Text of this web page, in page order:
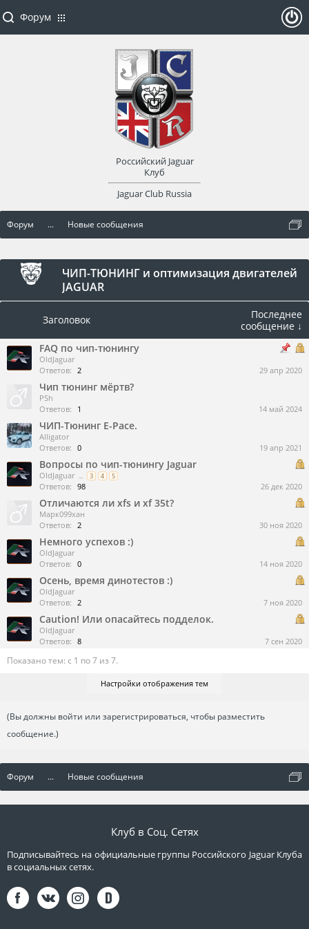
Форум ... Новые сообщения
ЧИП-ТЮНИНГ и оптимизация двигателей
JAGUAR
Заголовок
Последнее
сообщение ↓
FAQ по чип-тюнингу
OldJaguar
Ответов: 2 29 апр 2020
Чип тюнинг мёртв?
PSh
Ответов:
1 14 май 2024
ЧИП-Тюнинг E-Pace.
Alligator
Ответов: 0 19 апр 2021
Вопросы по чип-тюнингу Jaguar
OldJaguar ... 3 4 5
Ответов: 98 26 дек 2020
Отличаются ли xfs и xf 35t?
Марк099хан
Ответов: 2 30 ноя 2020
Немного успехов :)
OldJaguar
Ответов: 0 14 ноя 2020
Осень, время динотестов :)
OldJaguar
Ответов: 2 7 ноя 2020
Caution! Или опасайтесь подделок.
OldJaguar
Ответов: 8 7 сен 2020
Показано тем: с 1 по 7 из 7.
Настройки отображения тем
(Вы должны войти или зарегистрироваться, чтобы разместить
сообщение.)
Форум ... Новые сообщения
Форум
Российский Jaguar
Клуб
Jaguar Club Russia
оват
ься
Клуб в Соц. Сетях
Подписывайтесь на официальные группы Российского Jaguar Клуба
в социальных сетях.